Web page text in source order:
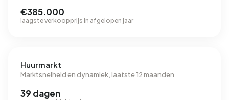
€385.000
laagste verkoopprijs in afgelopen jaar
Huurmarkt
Marktsnelheid en dynamiek, laatste 12 maanden
39 dagen